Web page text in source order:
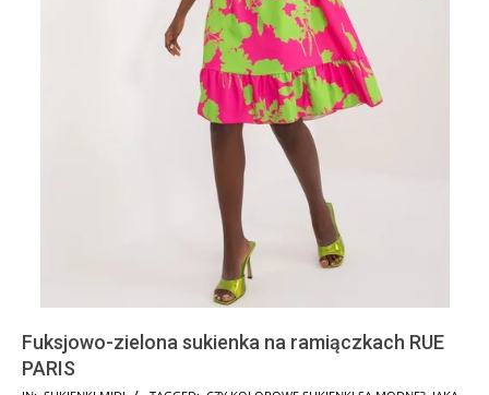
Fuksjowo-zielona sukienka na ramiączkach RUE
PARIS